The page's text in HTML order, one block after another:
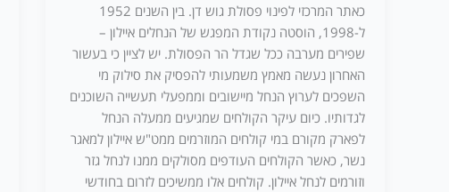
כאתר המרכזי לפינוי פסולת גוש דן. בין השנים 1952
ל-1998, הוסטה נקודת המפגש של הנחלים איילון –
שפירים מערבה ככל שגדל הר הפסולת. יש לציין כי בעשור
האחרון נעשה מאמץ משמעותי להפסיק את סילוק מי
השפכים לערוץ הנחל מיישובים וממפעלי תעשייה השוכנים
לגדותיו. כיום עיקר הקולחים שמגיעים ממעלה הנחל
לפארק מקורם במי קולחים המוזרמים ממט"ש איילון למאגר
נשר, כאשר הקולחים העודפים מסולקים ממנו לנחל גזר
וזורמים לנחל איילון. קולחים אלו ממשיכים לזרום בחודשי